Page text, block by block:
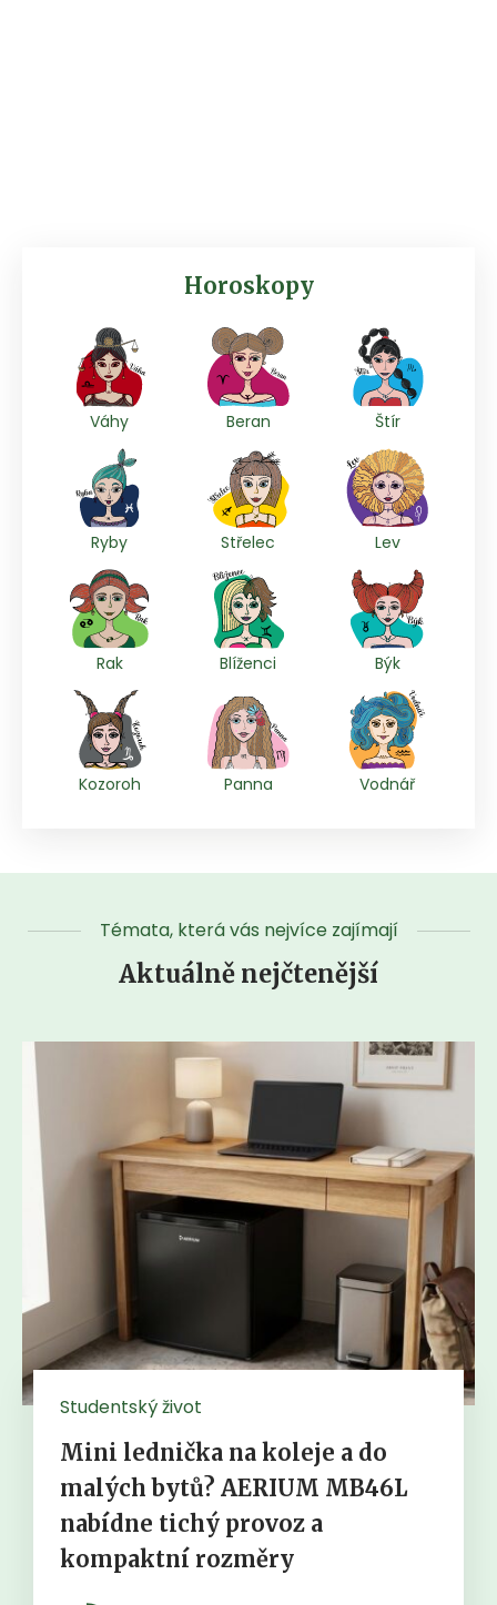
Horoskopy
Váhy Beran Štír
Ryby Střelec Lev
Rak Blíženci Býk
Kozoroh Panna Vodnář
Témata, která vás nejvíce zajímají
Aktuálně nejčtenější
Studentský život
Mini lednička na koleje a do
malých bytů? AERIUM MB46L
nabídne tichý provoz a
kompaktní rozměry